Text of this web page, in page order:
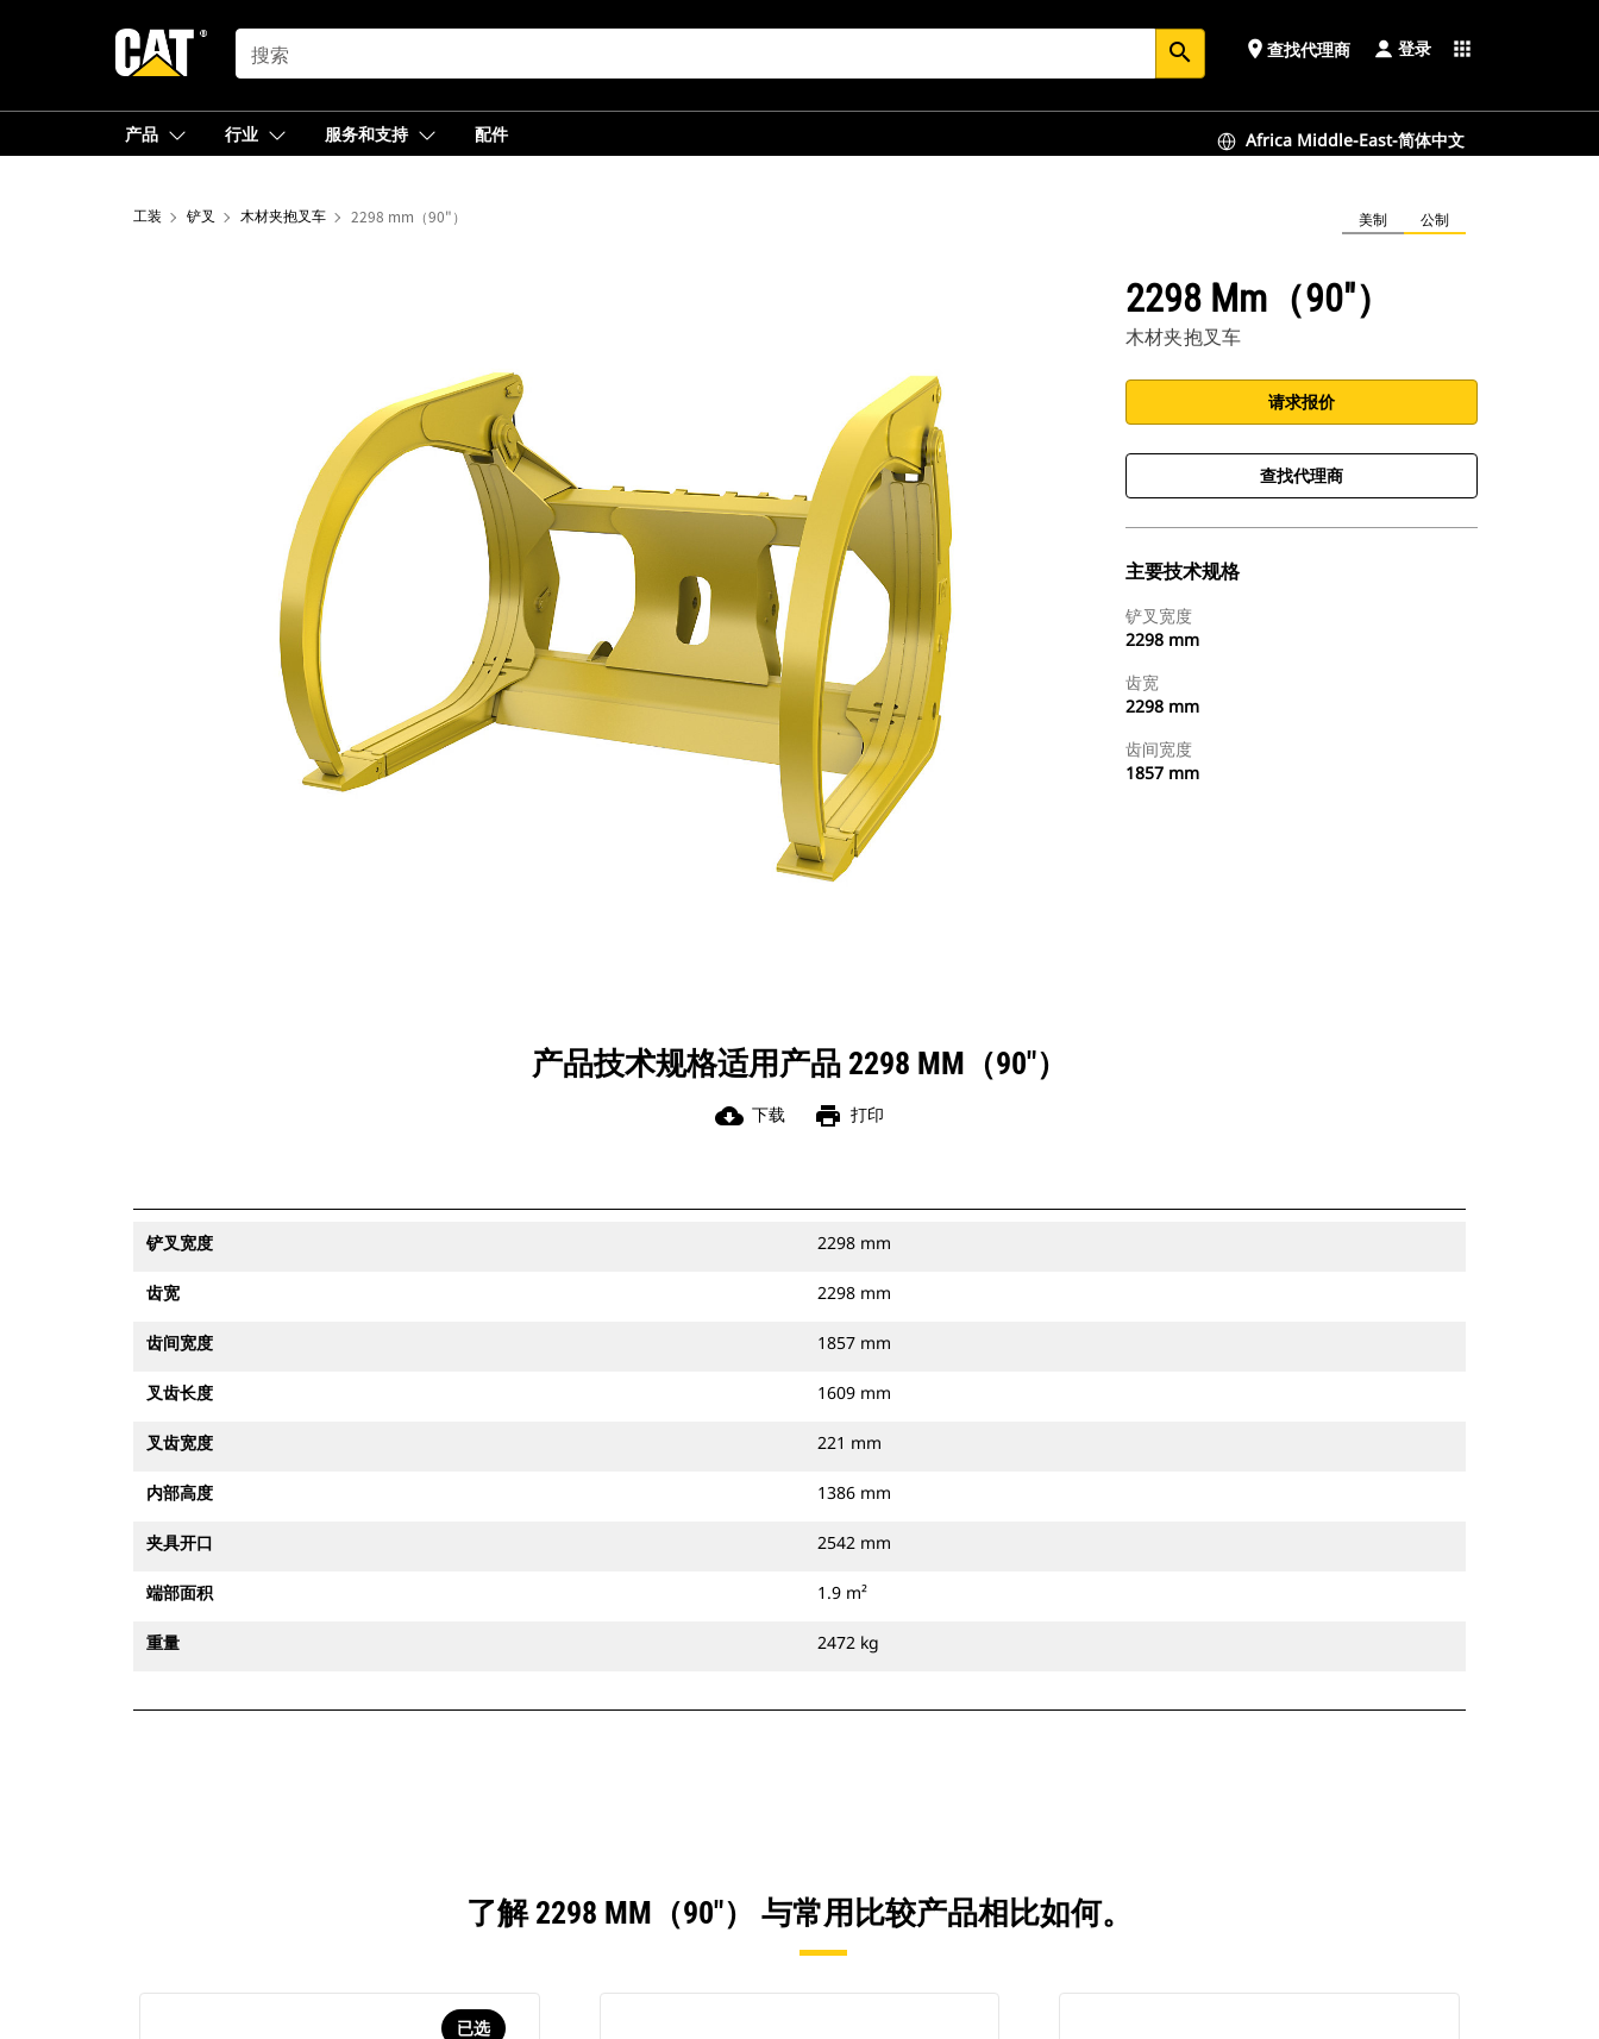
SEARCH search place 查找代理商 登录 apps
产品 行业 服务和支持 配件 Africa Middle-East-简体中文
工装 铲叉 木材夹抱叉车 2298 mm（90"） 美制 公制
2298 Mm（90"）
木材夹抱叉车
请求报价
查找代理商
主要技术规格
铲叉宽度
2298 mm
齿宽
2298 mm
齿间宽度
1857 mm
产品技术规格适用产品 2298 MM（90"）
cloud_download 下载 print 打印
铲叉宽度 2298 mm
齿宽 2298 mm
齿间宽度 1857 mm
叉齿长度 1609 mm
叉齿宽度 221 mm
内部高度 1386 mm
夹具开口 2542 mm
端部面积 1.9 m²
重量 2472 kg
了解 2298 MM（90"） 与常用比较产品相比如何。
已选